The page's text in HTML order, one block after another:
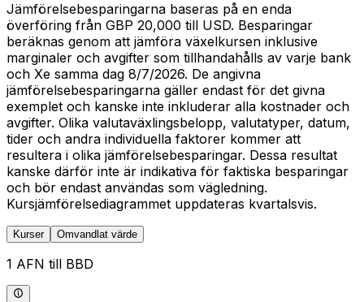
Jämförelsebesparingarna baseras på en enda
överföring från GBP 20,000 till USD. Besparingar
beräknas genom att jämföra växelkursen inklusive
marginaler och avgifter som tillhandahålls av varje bank
och Xe samma dag 8/7/2026. De angivna
jämförelsebesparingarna gäller endast för det givna
exemplet och kanske inte inkluderar alla kostnader och
avgifter. Olika valutaväxlingsbelopp, valutatyper, datum,
tider och andra individuella faktorer kommer att
resultera i olika jämförelsebesparingar. Dessa resultat
kanske därför inte är indikativa för faktiska besparingar
och bör endast användas som vägledning.
Kursjämförelsediagrammet uppdateras kvartalsvis.
Kurser Omvandlat värde
1 AFN till BBD